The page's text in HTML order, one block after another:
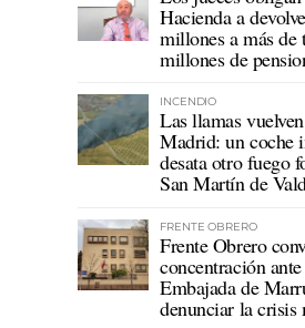
Hacienda a
millones a más de
millones de
INCENDIO
Las llamas
Madrid: un coche
desata otro fuego
San Martín de
FRENTE OBRERO
Frente Obrero
concentración
Embajada de
denunciar la crisis